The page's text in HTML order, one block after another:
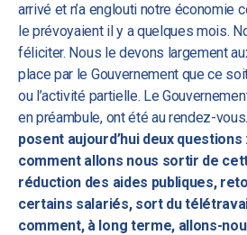
arrivé et n’a englouti notre économie
le prévoyaient il y a quelques mois.
féliciter. Nous le devons largement
place par le Gouvernement que ce
ou l’activité partielle. Le
en préambule, ont été au rendez-vous.
posent aujourd’hui deux questions
comment allons nous sortir de
réduction des aides publiques,
certains salariés, sort du
comment, à long terme, allons-